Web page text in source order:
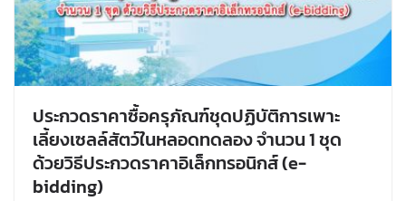
ประกวดราคาซื้อครุภัณฑ์ชุดปฏิบัติการเพาะ
เลี้ยงเซลล์สัตว์ในหลอดทดลอง จำนวน 1 ชุด
ด้วยวิธีประกวดราคาอิเล็กทรอนิกส์ (e-
bidding)